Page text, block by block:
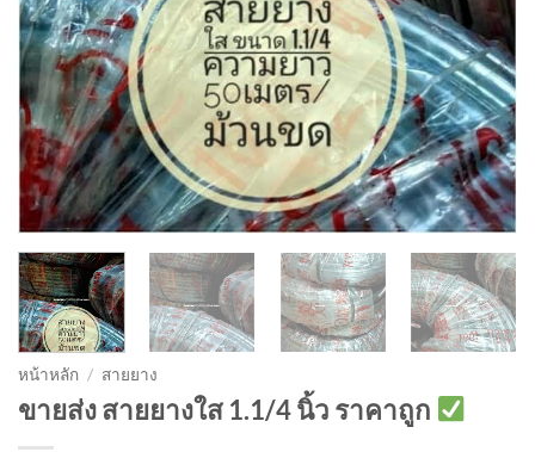
หน้าหลัก / สายยาง
ขายส่ง สายยางใส 1.1/4 นิ้ว ราคาถูก